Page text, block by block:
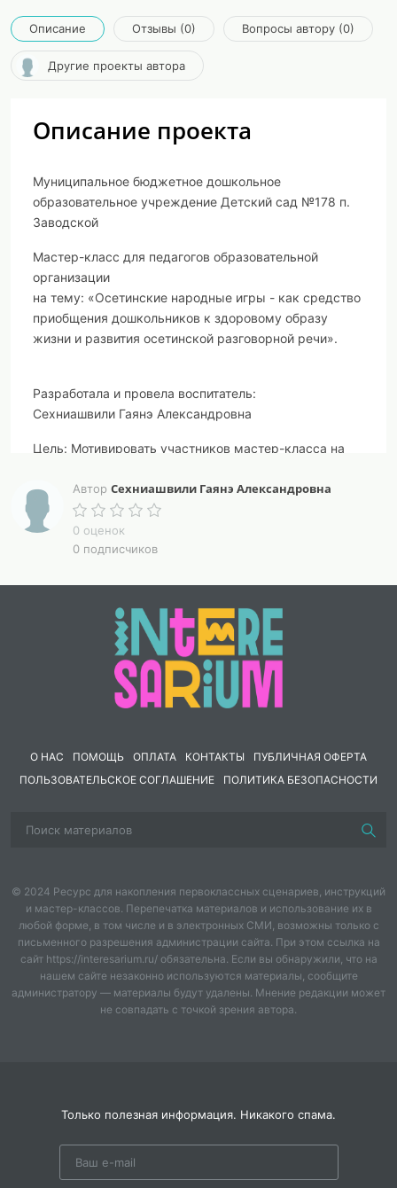
Описание Отзывы (0) Вопросы автору (0)
Другие проекты автора
Описание проекта
Муниципальное бюджетное дошкольное
образовательное учреждение Детский сад №178 п.
Заводской
Мастер-класс для педагогов образовательной
организации
на тему: «Осетинские народные игры - как средство
приобщения дошкольников к здоровому образу
жизни и развития осетинской разговорной речи».
Разработала и провела воспитатель:
Сехниашвили Гаянэ Александровна
Цель: Мотивировать участников мастер-класса на
как средства не только приобщения к здоровому
образу жизни, но развития осетинской разговорной
речи.
народными играми, которые способствуют
приобщению дошкольников к здоровому образу
жизни и развитию осетинской разговорной речи.
2. Закрепить знания участников мастер-класса об
3.Повысить профессиональную компетентность
атрибуты к осетинским играм ; камушек, карточки с
-Здравствуйте, уважаемые коллеги. Мне бы
хотелось, чтобы вы сегодня были не только
слушателями ,но и активными участниками нашего
мастер-класса.
Здоровье считается одним из важных ценностей
Современные дети много времени уделяют разным
Автор Сехниашвили Гаянэ Александровна
0 оценок
0 подписчиков
О НАС ПОМОЩЬ ОПЛАТА КОНТАКТЫ
ПУБЛИЧНАЯ ОФЕРТА
ПОЛЬЗОВАТЕЛЬСКОЕ СОГЛАШЕНИЕ
ПОЛИТИКА БЕЗОПАСНОСТИ
© 2024 Ресурс для накопления первоклассных сценариев, инструкций
и мастер-классов. Перепечатка материалов и использование их в
любой форме, в том числе и в электронных СМИ, возможны только с
письменного разрешения администрации сайта. При этом ссылка на
сайт https://interesarium.ru/ обязательна. Если вы обнаружили, что на
нашем сайте незаконно используются материалы, сообщите
администратору — материалы будут удалены. Мнение редакции может
не совпадать с точкой зрения автора.
Только полезная информация. Никакого спама.